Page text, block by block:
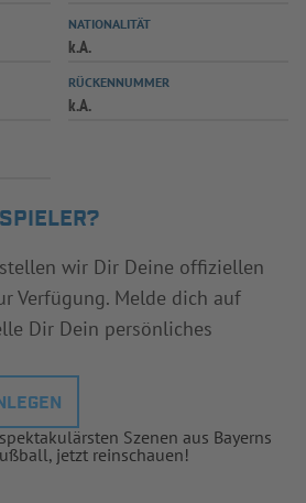
SPIELPLUS
NATIONALITÄT
k.A.
RÜCKENNUMMER
k.A.
wir Dir Deine offiziellen
Verfügung. Melde dich auf
Dir Dein persönliches
Szenen aus Bayerns
jetzt reinschauen!